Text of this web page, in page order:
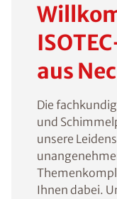
aus
Die
und
unsere
Ihnen dabei.